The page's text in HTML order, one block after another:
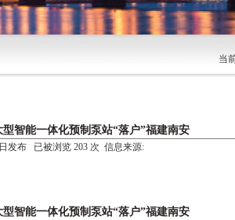
当
智能一体化预制泵站“落户”福建南安
发布 已被浏览 203 次 信息来源:
智能一体化预制泵站“落户”福建南安